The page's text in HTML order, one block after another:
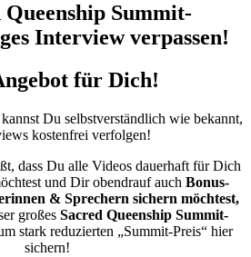
Summit-
Interview verpassen!
für Dich!
Du selbstverständlich wie bekannt,
kostenfrei verfolgen!
dass Du alle Videos dauerhaft für Dich
und Dir obendrauf auch Bonus-
& Sprechern sichern möchtest,
großes Sacred Queenship Summit-
stark reduzierten „Summit-Preis“ hier
sichern!